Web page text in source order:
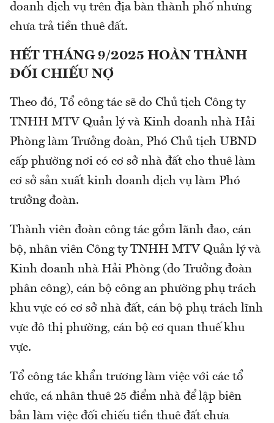
doanh dịch vụ trên địa bàn thành phố nhưng
chưa trả tiền thuê đất.
HẾT THÁNG 9/2025 HOÀN THÀNH
ĐỐI CHIẾU NỢ
Theo đó, Tổ công tác sẽ do Chủ tịch Công ty
TNHH MTV Quản lý và Kinh doanh nhà Hải
Phòng làm Trưởng đoàn, Phó Chủ tịch UBND
cấp phường nơi có cơ sở nhà đất cho thuê làm
cơ sở sản xuất kinh doanh dịch vụ làm Phó
trưởng đoàn.
Thành viên đoàn công tác gồm lãnh đao, cán
bộ, nhân viên Công ty TNHH MTV Quản lý và
Kinh doanh nhà Hải Phòng (do Trưởng đoàn
phân công), cán bộ công an phường phụ trách
khu vực có cơ sở nhà đất, cán bộ phụ trách lĩnh
vực đô thị phường, cán bộ cơ quan thuế khu
vực.
Tổ công tác khẩn trương làm việc với các tổ
chức, cá nhân thuê 25 điểm nhà để lập biên
bản làm việc đối chiếu tiền thuê đất chưa